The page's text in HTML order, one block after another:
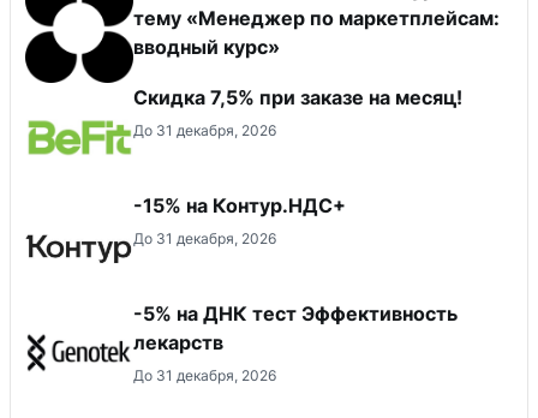
тему «Менеджер по маркетплейсам:
вводный курс»
Скидка 7,5% при заказе на месяц!
До 31 декабря, 2026
-15% на Контур.НДС+
До 31 декабря, 2026
-5% на ДНК тест Эффективность
лекарств
До 31 декабря, 2026